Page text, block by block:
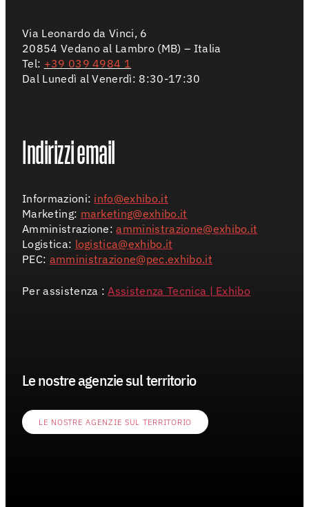
Via Leonardo da Vinci, 6
20854 Vedano al Lambro (MB) – Italia
Tel: +39 039 4984 1
Dal Lunedì al Venerdì: 8:30-17:30
Indirizzi email
Informazioni: info@exhibo.it
Marketing: marketing@exhibo.it
Amministrazione:amministrazione@exhibo.it
Logistica: logistica@exhibo.it
PEC: amministrazione@pec.exhibo.it
Per assistenza :Assistenza Tecnica | Exhibo
Le nostre agenzie sul territorio
LE NOSTRE AGENZIE SUL TERRITORIO